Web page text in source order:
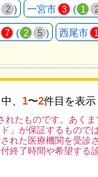
2 ) 一宮市 3 ( 1
7 ( 2 5 ) 西尾市 1
、 1〜2件目を表示
たものです。あく
」が保証するもので
れた医療機関を受診
終了時間や希望する